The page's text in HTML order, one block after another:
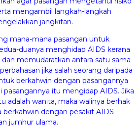
mengambil langkah-langkah
jangkitan.
mana-mana pasangan untuk
duanya menghidap AIDS kerana
memudaratkan antara satu sama
jika salah seorang daripada
berkahwin dengan pasangannya
itu mengidap AIDS. Jika
adalah wanita, maka walinya berhak
dengan pesakit AIDS
jumhur ulama.